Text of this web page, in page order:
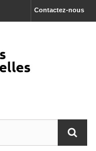
Contactez-nous